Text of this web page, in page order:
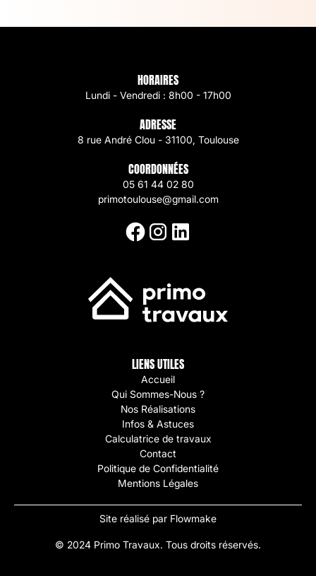
HORAIRES
Lundi - Vendredi : 8h00 - 17h00
ADRESSE
8 rue André Clou - 31100, Toulouse
COORDONNÉES
05 61 44 02 80
primotoulouse@gmail.com
LIENS UTILES
Accueil
Qui Sommes-Nous ?
Nos Réalisations
Infos & Astuces
Calculatrice de travaux
Contact
Politique de Confidentialité
Mentions Légales
© 2024 Primo Travaux. Tous droits réservés.
Site réalisé par Flowmake